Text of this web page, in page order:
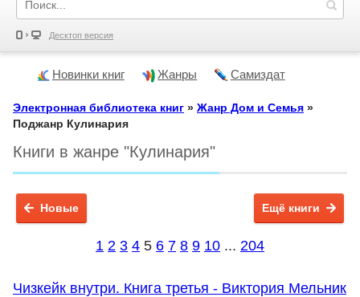
Десктоп версия
Новинки книг Жанры Самиздат
Электронная библиотека книг » Жанр Дом и Семья »
Поджанр Кулинария
Книги в жанре "Кулинария"
Новые Ещё книги
1 2 3 4 5 6 7 8 9 10 ... 204
Чизкейк внутри. Книга третья - Виктория Мельник